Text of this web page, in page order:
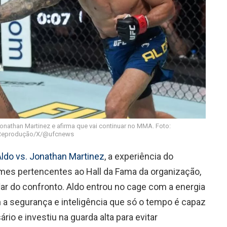
Martinez e afirma que vai continuar no MMA. Foto:
X/@ufcnews
vs. Jonathan Martinez, a experiência do
pertencentes ao Hall da Fama da organização,
do confronto. Aldo entrou no cage com a energia
segurança e inteligência que só o tempo é capaz
e investiu na guarda alta para evitar